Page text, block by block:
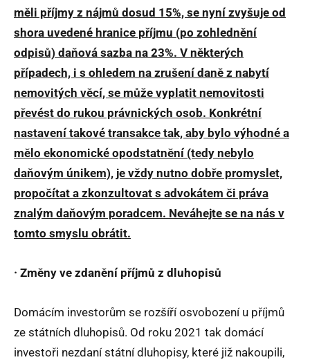
měli příjmy z nájmů dosud 15%, se nyní zvyšuje od
shora uvedené hranice příjmu (po zohlednění
odpisů) daňová sazba na 23%. V některých
případech, i s ohledem na zrušení daně z nabytí
nemovitých věcí, se může vyplatit nemovitosti
převést do rukou právnických osob. Konkrétní
nastavení takové transakce tak, aby bylo výhodné a
mělo ekonomické opodstatnění (tedy nebylo
daňovým únikem), je vždy nutno dobře promyslet,
propočítat a zkonzultovat s advokátem či práva
znalým daňovým poradcem. Neváhejte se na nás v
tomto smyslu obrátit.
· Změny ve zdanění příjmů z dluhopisů
Domácím investorům se rozšíří osvobození u příjmů
ze státních dluhopisů. Od roku 2021 tak domácí
investoři nezdaní státní dluhopisy, které již nakoupili,